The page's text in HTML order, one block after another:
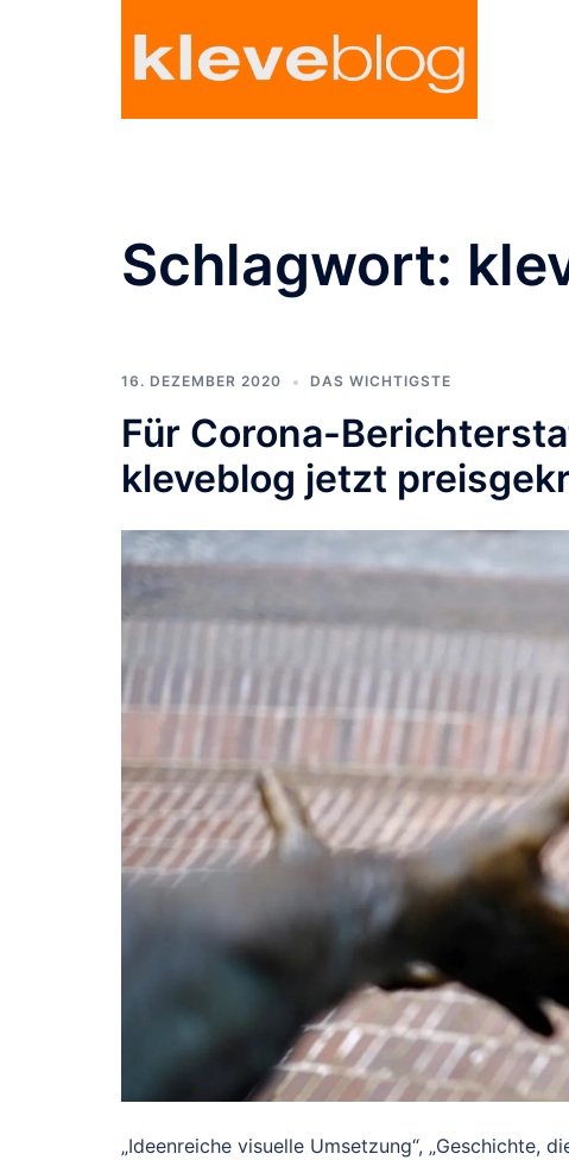
Schlagwort:
16. DEZEMBER 2020 DAS WICHTIGSTE
Für Corona-
kleveblog jetzt
„Ideenreiche visuelle Umsetzung“, „Geschichte,